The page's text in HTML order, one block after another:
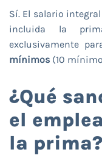
Sí. El salario
incluida la
exclusivamente
mínimos (10
¿Qué
el
la prima?